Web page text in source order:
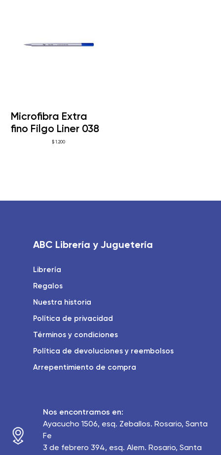
Microfibra Extra
fino Filgo Liner 038
$ 1.200
ABC Librería y Juguetería
Librería
Regalos
Nuestra historia
Política de privacidad
Términos y condiciones
Política de devoluciones y reembolsos
Arrepentimiento de compra
Nos encontramos en:
Ayacucho 1506, esq. Zeballos. Rosario, Santa
Fe
3 de febrero 394, esq. Alem. Rosario, Santa